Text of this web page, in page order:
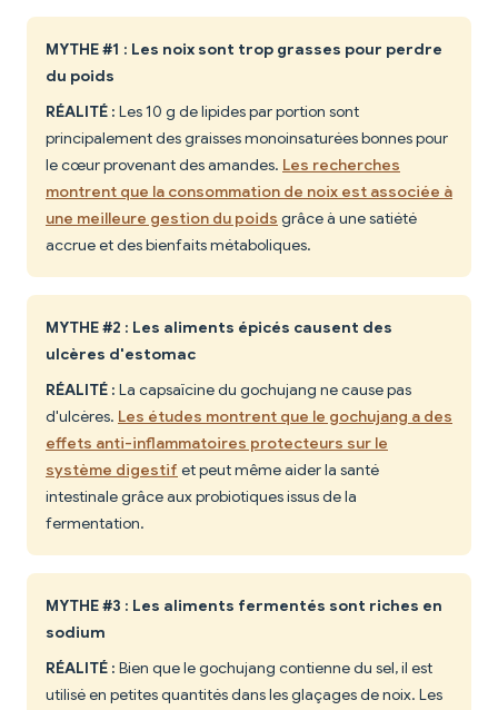
MYTHE #1 : Les noix sont trop grasses pour perdre
du poids
RÉALITÉ : Les 10 g de lipides par portion sont
principalement des graisses monoinsaturées bonnes pour
le cœur provenant des amandes. Les recherches
montrent que la consommation de noix est associée à
une meilleure gestion du poids grâce à une satiété
accrue et des bienfaits métaboliques.
MYTHE #2 : Les aliments épicés causent des
ulcères d'estomac
RÉALITÉ : La capsaïcine du gochujang ne cause pas
d'ulcères. Les études montrent que le gochujang a des
effets anti-inflammatoires protecteurs sur le
système digestif et peut même aider la santé
intestinale grâce aux probiotiques issus de la
fermentation.
MYTHE #3 : Les aliments fermentés sont riches en
sodium
RÉALITÉ : Bien que le gochujang contienne du sel, il est
utilisé en petites quantités dans les glaçages de noix. Les